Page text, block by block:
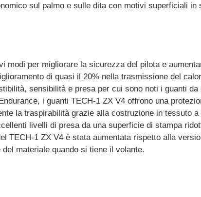
sul palmo e sulle dita con motivi superficiali
modi per migliorare la sicurezza del pilota e
di quasi il 20% nella trasmissione del
sensibilità e presa per cui sono noti i guanti
i guanti TECH-1 ZX V4 offrono una
la traspirabilità grazie alla costruzione in tessuto
livelli di presa da una superficie di stampa
TECH-1 ZX V4 è stata aumentata rispetto alla
materiale quando si tiene il volante.